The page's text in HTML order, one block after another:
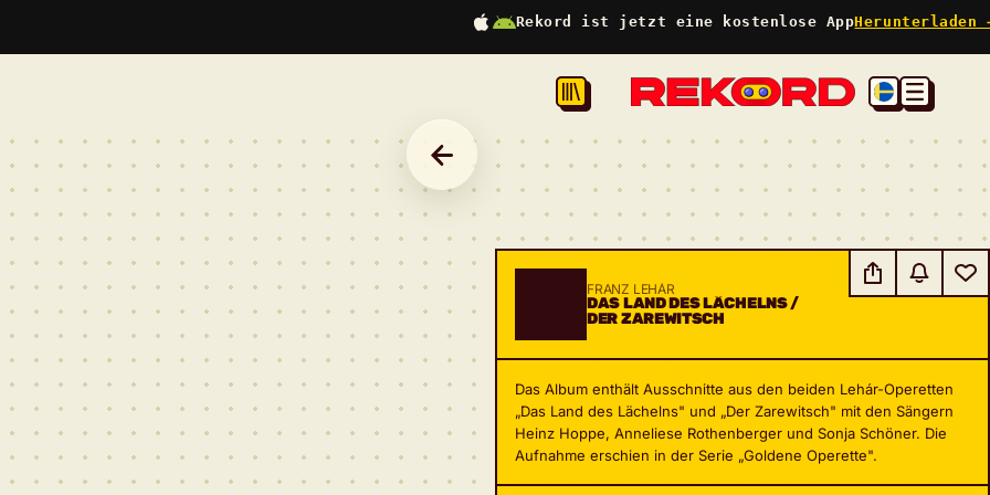
Rekord ist jetzt eine kostenlose AppHerunterladen